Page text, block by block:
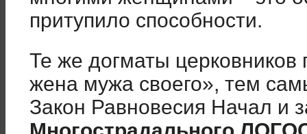
притупило способности.
Те же догматы церковников
жена мужа своего», тем
Закон Равновесия Начал и